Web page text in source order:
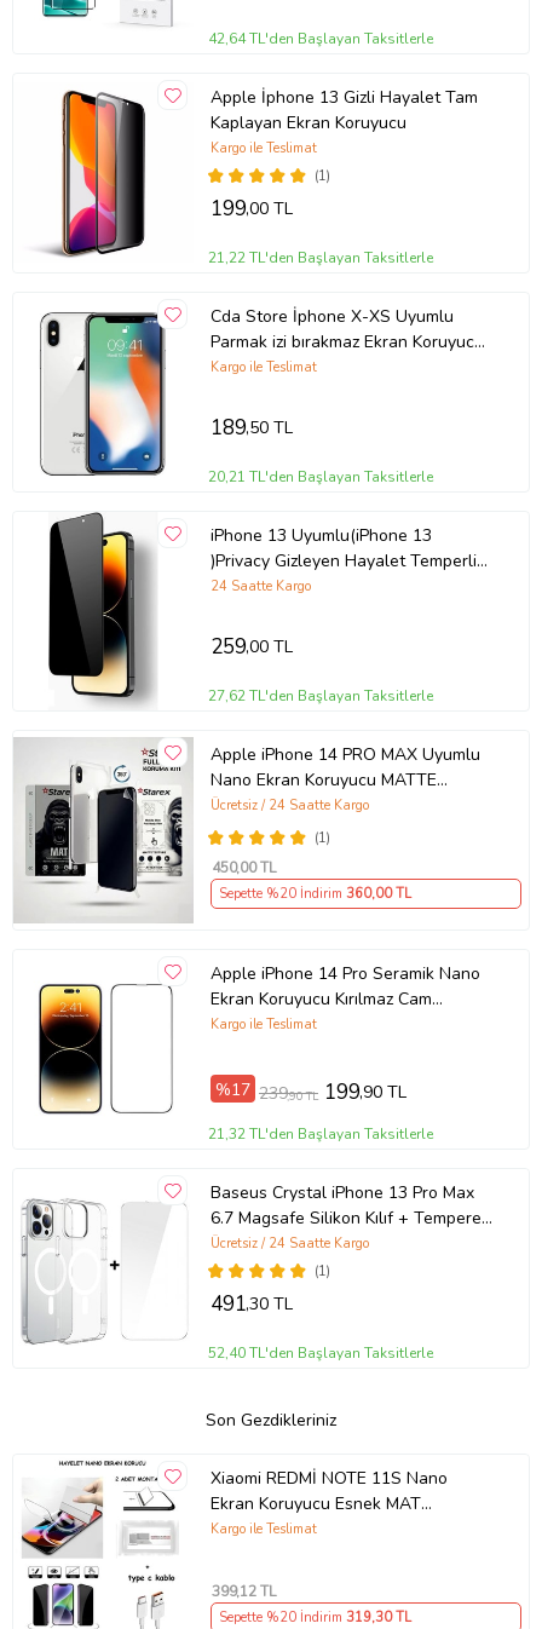
42,64 TL'den Başlayan Taksitlerle
Apple İphone 13 Gizli Hayalet Tam
Kaplayan Ekran Koruyucu
(1)
Kargo ile Teslimat
199,00 TL
21,22 TL'den Başlayan Taksitlerle
Cda Store İphone X-XS Uyumlu
Parmak izi bırakmaz Ekran Koruyucu
Nano MAT Jelatin
Kargo ile Teslimat
189,50 TL
20,21 TL'den Başlayan Taksitlerle
iPhone 13 Uyumlu(iPhone 13
)Privacy Gizleyen Hayalet Temperli
Cam Ekran Koruyucu (Siyah)
24 Saatte Kargo
259,00 TL
27,62 TL'den Başlayan Taksitlerle
Apple iPhone 14 PRO MAX Uyumlu
Nano Ekran Koruyucu MATTE
HAYALET - Full Arka Kaplama 360
Koruma STAREX
(1)
Ücretsiz / 24 Saatte Kargo
450,00 TL
Sepette %20 İndirim 360,00 TL
Apple iPhone 14 Pro Seramik Nano
Ekran Koruyucu Kırılmaz Cam
(Şeffaf)
Kargo ile Teslimat
%17 239,90 TL 199,90 TL
21,32 TL'den Başlayan Taksitlerle
Baseus Crystal iPhone 13 Pro Max
6.7 Magsafe Silikon Kılıf + Tempered
Ekran Koruyucu Set (Şeffaf)
(1)
Ücretsiz / 24 Saatte Kargo
491,30 TL
52,40 TL'den Başlayan Taksitlerle
Son Gezdikleriniz
Xiaomi REDMİ NOTE 11S Nano
Ekran Koruyucu Esnek MAT
HAYALET + Type C Kablo
Kargo ile Teslimat
399,12 TL
Sepette %20 İndirim 319,30 TL